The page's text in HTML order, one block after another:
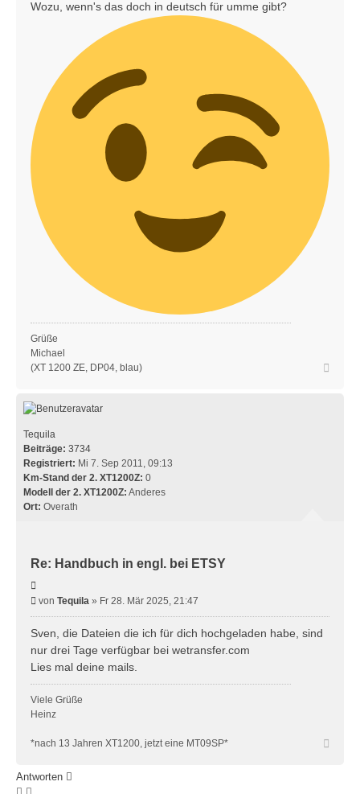
Wozu, wenn's das doch in deutsch für umme gibt?
Grüße
Michael
(XT 1200 ZE, DP04, blau)
Tequila
Beiträge: 3734
Registriert: Mi 7. Sep 2011, 09:13
Km-Stand der 2. XT1200Z: 0
Modell der 2. XT1200Z: Anderes
Ort: Overath
Re: Handbuch in engl. bei ETSY
Beitrag
von Tequila » Fr 28. Mär 2025, 21:47
Sven, die Dateien die ich für dich hochgeladen habe, sind
nur drei Tage verfügbar bei wetransfer.com
Lies mal deine mails.
Viele Grüße
Heinz
*nach 13 Jahren XT1200, jetzt eine MT09SP*
Antworten